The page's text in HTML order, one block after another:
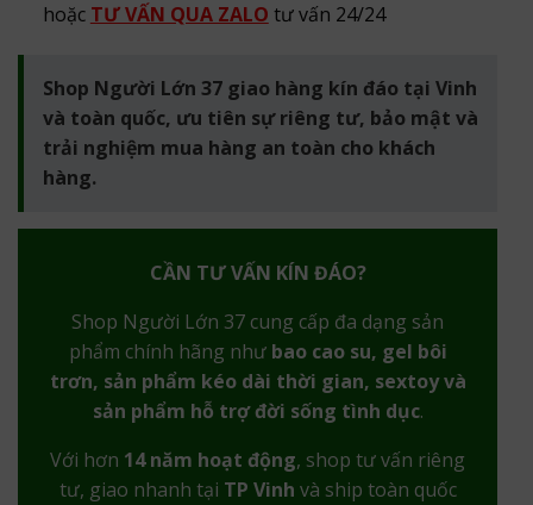
hoặc TƯ VẤN QUA ZALO tư vấn 24/24
Shop Người Lớn 37 giao hàng kín đáo tại Vinh
và toàn quốc, ưu tiên sự riêng tư, bảo mật và
trải nghiệm mua hàng an toàn cho khách
hàng.
CẦN TƯ VẤN KÍN ĐÁO?
Shop Người Lớn 37 cung cấp đa dạng sản
phẩm chính hãng như bao cao su, gel bôi
trơn, sản phẩm kéo dài thời gian, sextoy và
sản phẩm hỗ trợ đời sống tình dục.
Với hơn 14 năm hoạt động, shop tư vấn riêng
tư, giao nhanh tại TP Vinh và ship toàn quốc